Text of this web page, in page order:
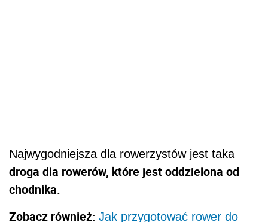
Najwygodniejsza dla rowerzystów jest taka
droga dla rowerów, które jest oddzielona od
chodnika.
Zobacz również: Jak przygotować rower do